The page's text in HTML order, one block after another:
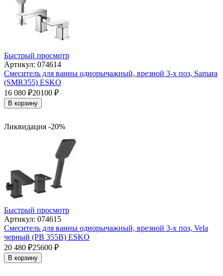
Быстрый просмотр
Артикул: 074614
Смеситель для ванны однорычажный, врезной 3-х поз, Samara
(SMR355) ESKO
16 080 ₽20100 ₽
В корзину
Ликвидация -20%
Быстрый просмотр
Артикул: 074615
Смеситель для ванны однорычажный, врезной 3-х поз, Vela
черный (PB 355B) ESKO
20 480 ₽25600 ₽
В корзину